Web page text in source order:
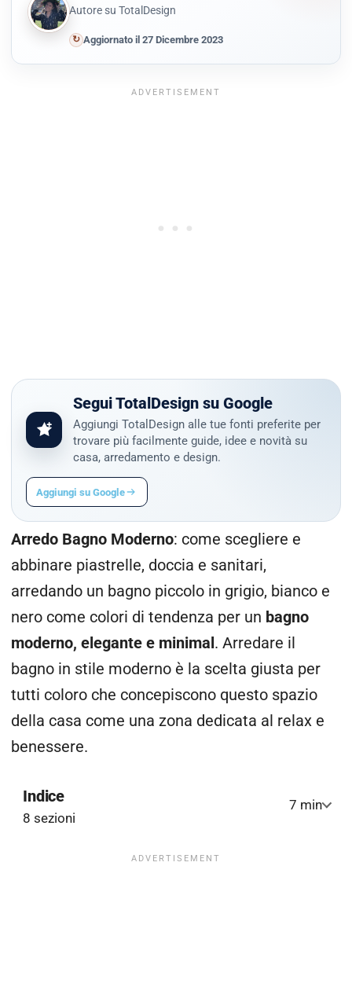
Autore su TotalDesign
↻ Aggiornato il 27 Dicembre 2023
Segui TotalDesign su Google
Aggiungi TotalDesign alle tue fonti preferite per
trovare più facilmente guide, idee e novità su
casa, arredamento e design.
Aggiungi su Google
Arredo Bagno Moderno: come scegliere e
abbinare piastrelle, doccia e sanitari,
arredando un bagno piccolo in grigio, bianco e
nero come colori di tendenza per un bagno
moderno, elegante e minimal . Arredare il
bagno in stile moderno è la scelta giusta per
tutti coloro che concepiscono questo spazio
della casa come una zona dedicata al relax e
benessere.
Indice
8 sezioni
7 min